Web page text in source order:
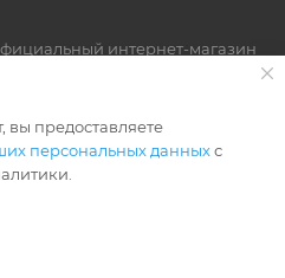
интернет-магазин
вы предоставляете
персональных данныхс